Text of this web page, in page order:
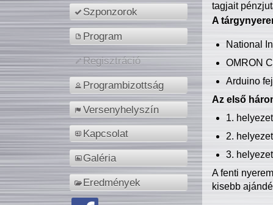
Szponzorok
Program
Regisztráció
Programbizottság
Versenyhelyszín
Kapcsolat
Galéria
Eredmények
tagjait
A
National
OMRON
Arduino
Az első
1.
2.
3.
A fenti
kisebb